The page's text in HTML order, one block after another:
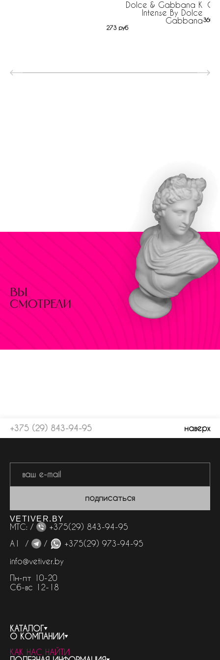
Dolce & Gabbana K
Intense By Dolce
Gabbana
273 руб
360
вы
смотрели
+375 (29) 843-94-95 наверх
подписаться
VETIVER.BY
МТС: /
+375(29) 843-94-95
А1 /
/
+375(29) 973-94-95
info@vetiver.by
Пн-пт 10-20
Сб-вс 12-18
КАТАЛОГ
весь каталог
бренды
О КОМПАНИИ
контакты
КАК НАС НАЙТИ